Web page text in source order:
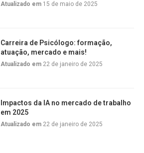
Atualizado em 15 de maio de 2025
Carreira de Psicólogo: formação,
atuação, mercado e mais!
Atualizado em 22 de janeiro de 2025
Impactos da IA no mercado de trabalho
em 2025
Atualizado em 22 de janeiro de 2025